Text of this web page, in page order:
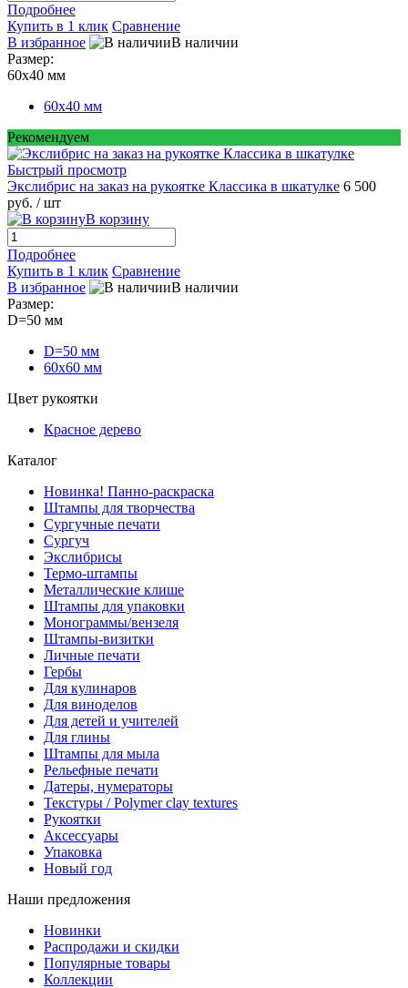
Подробнее
Купить в 1 клик Сравнение
В избранное
В наличии
Размер:
60х40 мм
60х40 мм
Рекомендуем
Быстрый просмотр
Экслибрис на заказ на рукоятке Классика в шкатулке 6 500
руб. / шт
В корзину
Подробнее
Купить в 1 клик Сравнение
В избранное
В наличии
Размер:
D=50 мм
D=50 мм
60х60 мм
Цвет рукоятки
Красное дерево
Каталог
Новинка! Панно-раскраска
Штампы для творчества
Сургучные печати
Сургуч
Экслибрисы
Термо-штампы
Металлические клише
Штампы для упаковки
Монограммы/вензеля
Штампы-визитки
Личные печати
Гербы
Для кулинаров
Для виноделов
Для детей и учителей
Для глины
Штампы для мыла
Рельефные печати
Датеры, нумераторы
Текстуры / Polymer clay textures
Рукоятки
Аксессуары
Упаковка
Новый год
Наши предложения
Новинки
Распродажи и скидки
Популярные товары
Коллекции